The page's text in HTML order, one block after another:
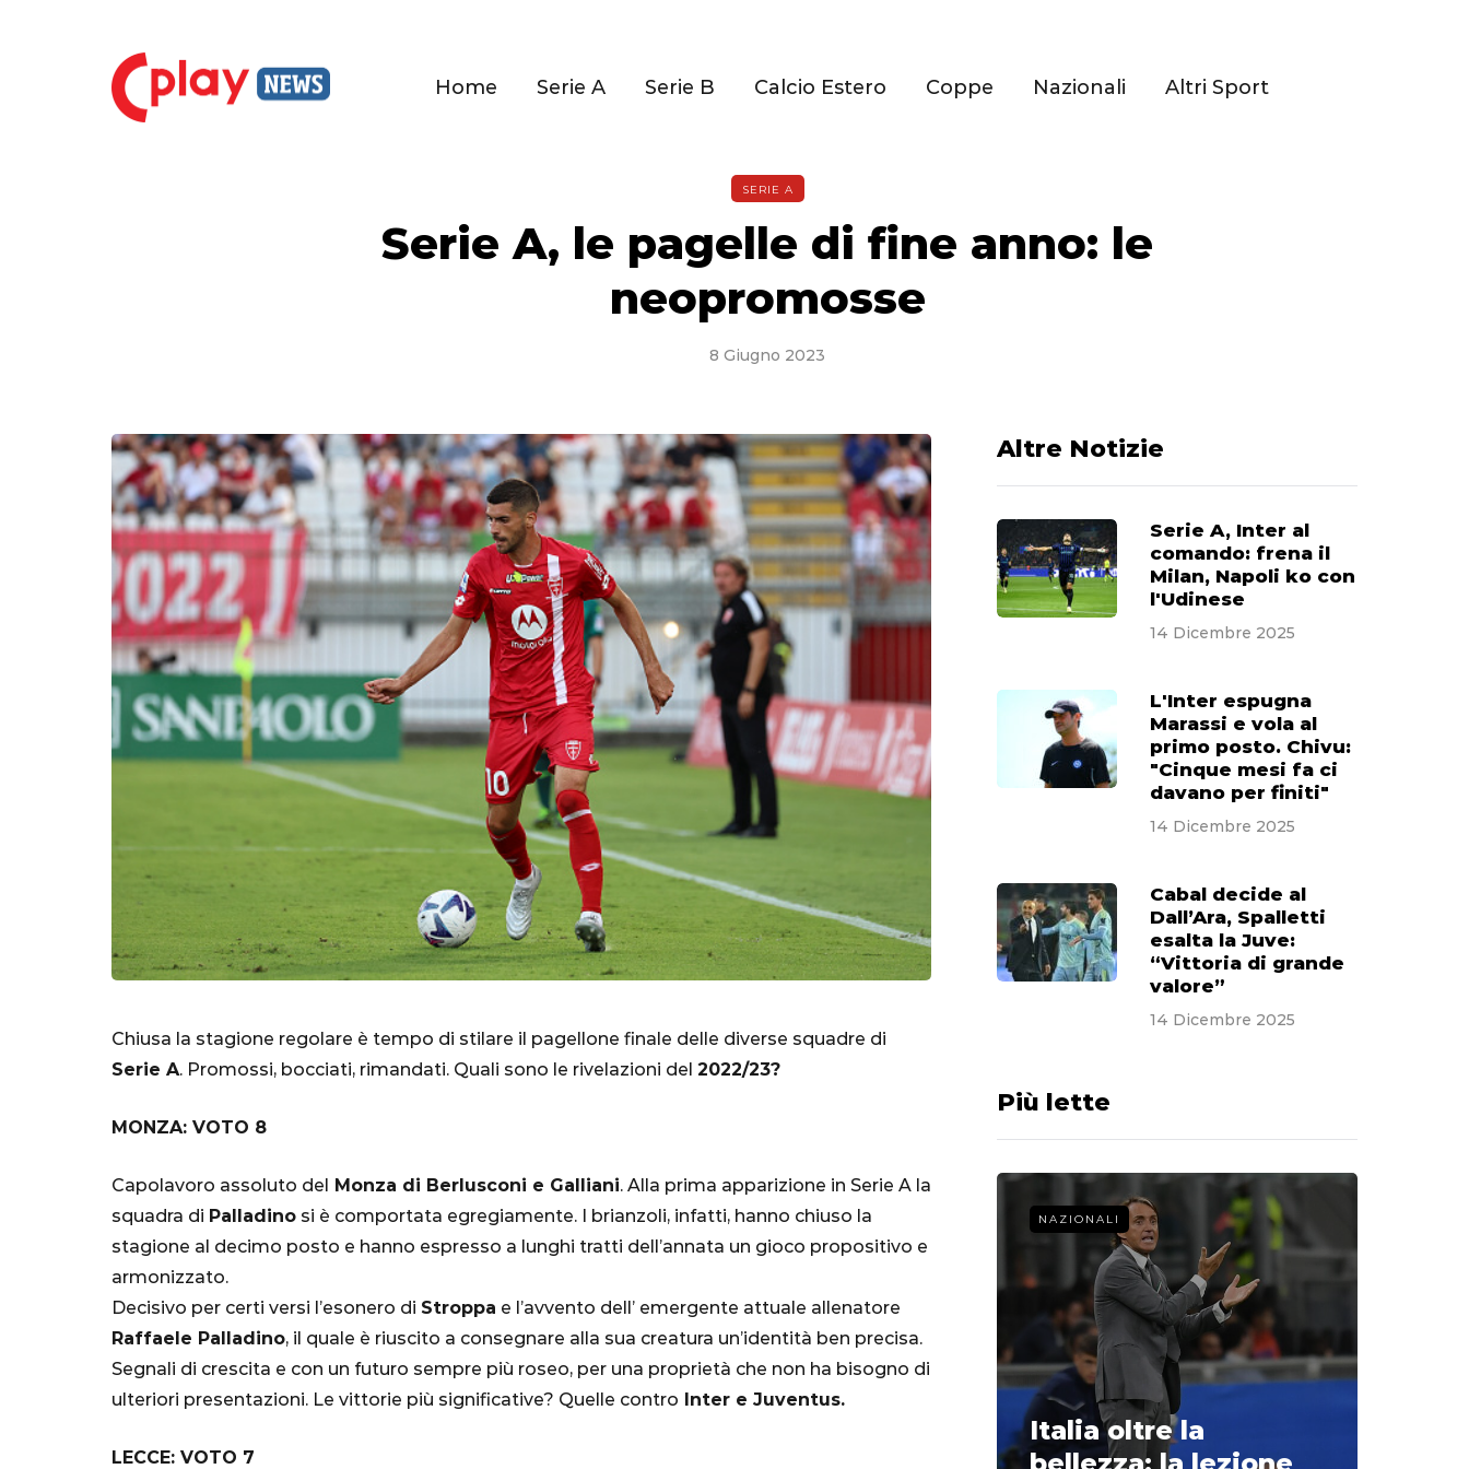
Home Serie A Serie B Calcio Estero Coppe Nazionali Altri Sport
SERIE A
Serie A, le pagelle di fine anno: le
neopromosse
8 Giugno 2023
Chiusa la stagione regolare è tempo di stilare il pagellone finale delle diverse squadre di
Serie A. Promossi, bocciati, rimandati. Quali sono le rivelazioni del 2022/23?
MONZA: VOTO 8
Capolavoro assoluto del Monza di Berlusconi e Galliani. Alla prima apparizione in Serie A la
squadra di Palladino si è comportata egregiamente. I brianzoli, infatti, hanno chiuso la
stagione al decimo posto e hanno espresso a lunghi tratti dell’annata un gioco propositivo e
armonizzato.
Decisivo per certi versi l’esonero di Stroppa e l’avvento dell’ emergente attuale allenatore
Raffaele Palladino, il quale è riuscito a consegnare alla sua creatura un’identità ben precisa.
Segnali di crescita e con un futuro sempre più roseo, per una proprietà che non ha bisogno di
ulteriori presentazioni. Le vittorie più significative? Quelle contro Inter e Juventus.
LECCE: VOTO 7
Altre Notizie
Serie A, Inter al
comando: frena il
Milan, Napoli ko con
l'Udinese
14 Dicembre 2025
L'Inter espugna
Marassi e vola al
primo posto. Chivu:
"Cinque mesi fa ci
davano per finiti"
14 Dicembre 2025
Cabal decide al
Dall’Ara, Spalletti
esalta la Juve:
“Vittoria di grande
valore”
14 Dicembre 2025
Più lette
SERIE A
Lautaro Martinez,
parla l'agente:
CALCIO MONDIALE QATAR NAZIONALI
Italia oltre la